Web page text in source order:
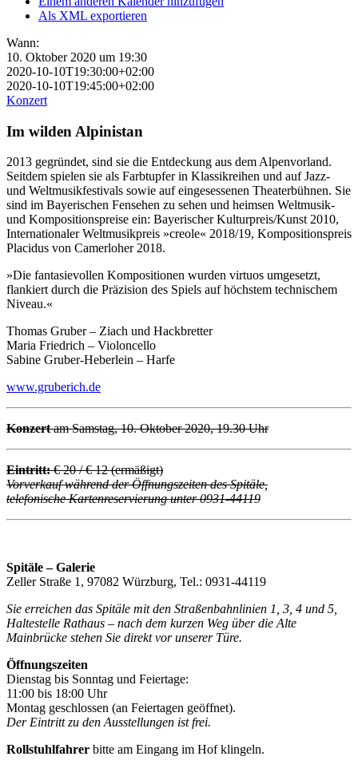
Als XML exportieren
Wann:
10. Oktober 2020 um 19:30
2020-10-10T19:30:00+02:00
2020-10-10T19:45:00+02:00
Konzert
Im wilden Alpinistan
2013 gegründet, sind sie die Entdeckung aus dem Alpenvorland.
Seitdem spielen sie als Farbtupfer in Klassikreihen und auf Jazz-
und Weltmusikfestivals sowie auf eingesessenen Theaterbühnen. Sie
sind im Bayerischen Fensehen zu sehen und heimsen Weltmusik-
und Kompositionspreise ein: Bayerischer Kulturpreis/Kunst 2010,
Internationaler Weltmusikpreis »creole« 2018/19, Kompositionspreis
Placidus von Camerloher 2018.
»Die fantasievollen Kompositionen wurden virtuos umgesetzt,
flankiert durch die Präzision des Spiels auf höchstem technischem
Niveau.«
Thomas Gruber – Ziach und Hackbretter
Maria Friedrich – Violoncello
Sabine Gruber-Heberlein – Harfe
www.gruberich.de
Konzertam Samstag, 10. Oktober 2020, 19.30 Uhr
Eintritt:€ 20 / € 12 (ermäßigt)
Vorverkauf während der Öffnungszeiten des Spitäle,
telefonische Kartenreservierung unter 0931-44119
Spitäle – Galerie
Zeller Straße 1, 97082 Würzburg, Tel.: 0931-44119
Sie erreichen das Spitäle mit den Straßenbahnlinien 1, 3, 4 und 5,
Haltestelle Rathaus – nach dem kurzen Weg über die Alte
Mainbrücke stehen Sie direkt vor unserer Türe.
Öffnungszeiten
Dienstag bis Sonntag und Feiertage:
11:00 bis 18:00 Uhr
Montag geschlossen (an Feiertagen geöffnet).
Der Eintritt zu den Ausstellungen ist frei.
Rollstuhlfahrer bitte am Eingang im Hof klingeln.